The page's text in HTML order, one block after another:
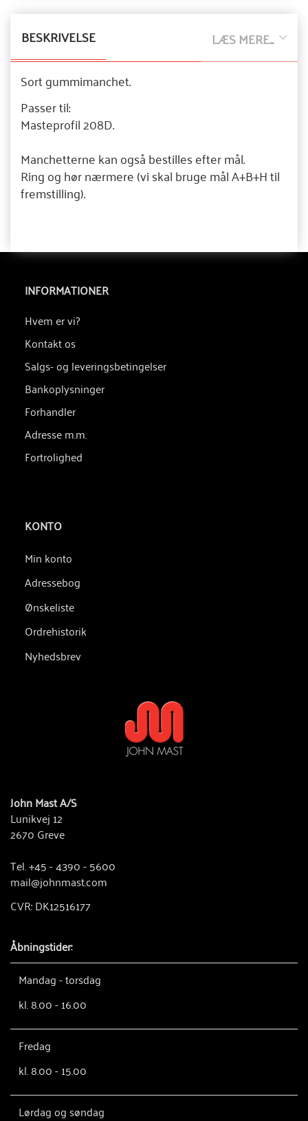
LÆS MERE...
BESKRIVELSE
Sort gummimanchet.
Passer til:
Masteprofil 208D.
Manchetterne kan også bestilles efter mål.
Ring og hør nærmere (vi skal bruge mål A+B+H til
fremstilling).
INFORMATIONER
Hvem er vi?
Kontakt os
Salgs- og leveringsbetingelser
Bankoplysninger
Forhandler
Adresse m.m.
Fortrolighed
KONTO
Min konto
Adressebog
Ønskeliste
Ordrehistorik
Nyhedsbrev
John Mast A/S
Lunikvej 12
2670 Greve
Tel. +45 - 4390 - 5600
mail@johnmast.com
CVR: DK12516177
Åbningstider:
Mandag - torsdag
kl. 8.00 - 16.00
Fredag
kl. 8.00 - 15.00
Lørdag og søndag